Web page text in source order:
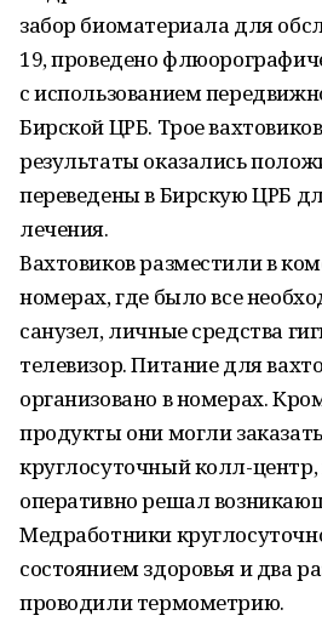
забор биоматериала для
19, проведено
с использованием
Бирской ЦРБ. Трое
результаты оказались
переведены в Бирскую ЦРБ
лечения.
Вахтовиков разместили в
номерах, где было все
санузел, личные средства
телевизор. Питание для
организовано в номерах.
продукты они могли
круглосуточный колл-
оперативно решал
Медработники
состоянием здоровья и два
проводили термометрию.